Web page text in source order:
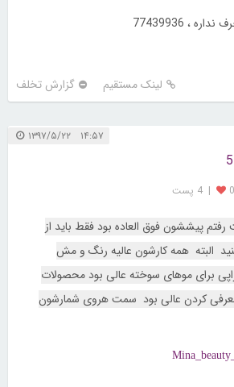
، 77439936
لینک مستقیم گزارش تخلف
۱۴:۵۷ ۱۳۹۷/۵/۲۲
0
| 4 پست
رفتم پیششون فوق العاده بود فقط باید از
البته همه کارشون عالیه رنگ و مش
برای موهای سوخته عالی بود محصولات
کردن عالی بود سمت هروی شمارشون